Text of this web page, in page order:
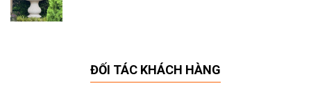
ĐỐI TÁC KHÁCH HÀNG